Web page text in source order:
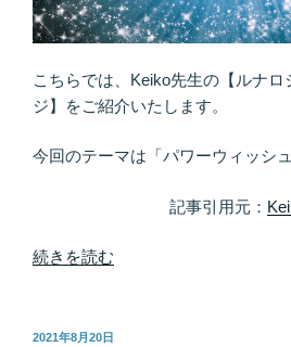
で
き
か
ど
う
こちらでは、Keiko先生の【ルナ
ジ】をご紹介いたします。
今回のテーマは「パワーウィッシ
記事引用元：
“最
シ
続きを読む
投
2021年8月20日